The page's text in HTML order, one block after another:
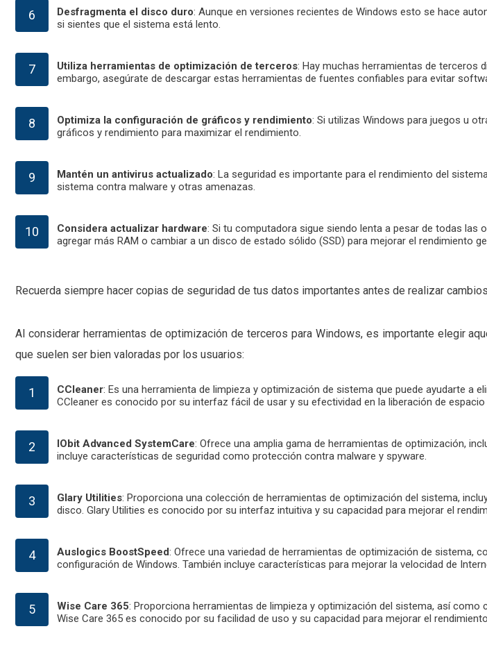
Desfragmenta el disco duro: Aunque en versiones recientes de Windows esto se hace
si sientes que el sistema está lento.
Utiliza herramientas de optimización de terceros: Hay muchas herramientas de terceros
embargo, asegúrate de descargar estas herramientas de fuentes confiables para evitar
Optimiza la configuración de gráficos y rendimiento: Si utilizas Windows para juegos u
gráficos y rendimiento para maximizar el rendimiento.
Mantén un antivirus actualizado: La seguridad es importante para el rendimiento del
sistema contra malware y otras amenazas.
Considera actualizar hardware: Si tu computadora sigue siendo lenta a pesar de todas
agregar más RAM o cambiar a un disco de estado sólido (SSD) para mejorar el rendimiento
Recuerda siempre hacer copias de seguridad de tus datos importantes antes de realizar
Al considerar herramientas de optimización de terceros para Windows, es importante elegir
que suelen ser bien valoradas por los usuarios:
CCleaner: Es una herramienta de limpieza y optimización de sistema que puede ayudarte a
CCleaner es conocido por su interfaz fácil de usar y su efectividad en la liberación de
IObit Advanced SystemCare: Ofrece una amplia gama de herramientas de optimización,
incluye características de seguridad como protección contra malware y spyware.
Glary Utilities: Proporciona una colección de herramientas de optimización del sistema,
disco. Glary Utilities es conocido por su interfaz intuitiva y su capacidad para mejorar el
Auslogics BoostSpeed: Ofrece una variedad de herramientas de optimización de sistema,
configuración de Windows. También incluye características para mejorar la velocidad de
Wise Care 365: Proporciona herramientas de limpieza y optimización del sistema, así
Wise Care 365 es conocido por su facilidad de uso y su capacidad para mejorar el